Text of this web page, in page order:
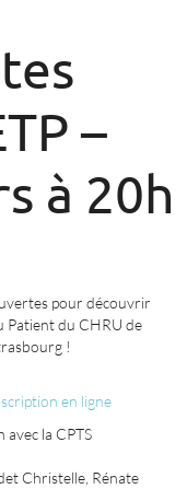
–
à 20h
pour découvrir
Patient du CHRU de
!
en ligne
la CPTS
Christelle, Rénate